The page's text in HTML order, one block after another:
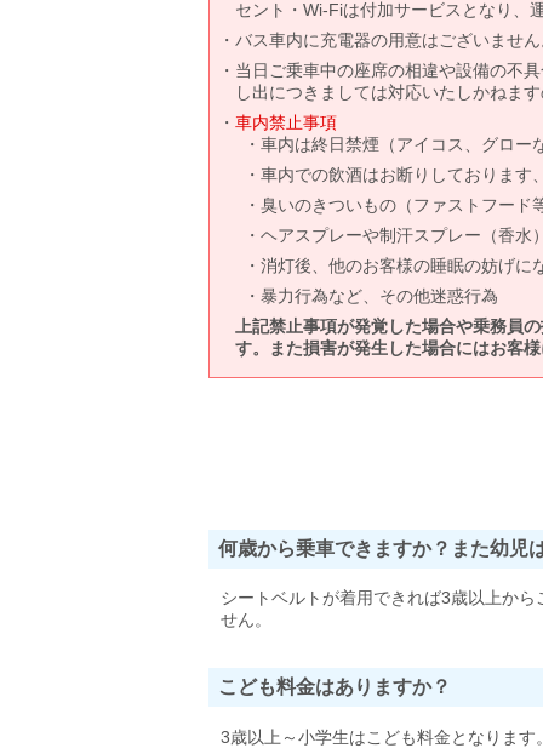
セント・Wi-Fiは付加サービスとなり、
バス車内に充電器の用意はございませ
当日ご乗車中の座席の相違や設備の不
し出につきましては対応いたしかねま
車内禁止事項
車内は終日禁煙（アイコス、グロー
車内での飲酒はお断りしております
臭いのきついもの（ファストフード
ヘアスプレーや制汗スプレー（香水
消灯後、他のお客様の睡眠の妨げに
暴力行為など、その他迷惑行為
上記禁止事項が発覚した場合や乗務員
す。また損害が発生した場合にはお客
何歳から乗車できますか？また幼児
シートベルトが着用できれば3歳以上か
せん。
こども料金はありますか？
3歳以上～小学生はこども料金となります。